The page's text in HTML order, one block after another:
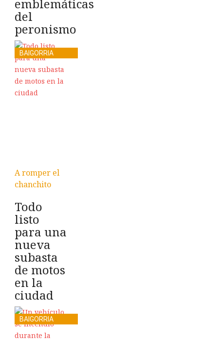
emblemáticas
del
peronismo
A romper el
chanchito
Todo
listo
para una
nueva
subasta
de motos
en la
ciudad
BAIGORRIA
BAIGORRIA